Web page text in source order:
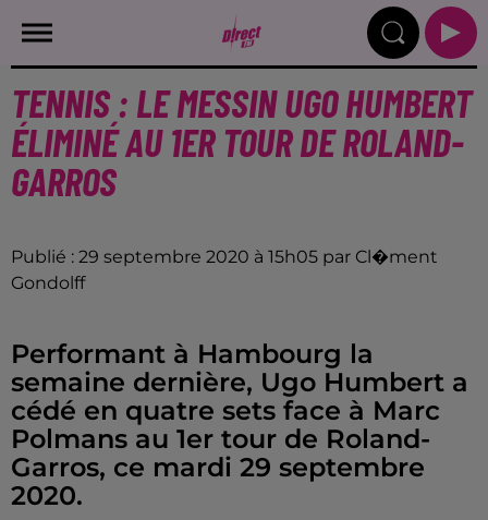
TENNIS : LE MESSIN UGO HUMBERT
ÉLIMINÉ AU 1ER TOUR DE ROLAND-
GARROS
Publié : 29 septembre 2020 à 15h05 par Cl�ment
Gondolff
Performant à Hambourg la
semaine dernière, Ugo Humbert a
cédé en quatre sets face à Marc
Polmans au 1er tour de Roland-
Garros, ce mardi 29 septembre
2020.